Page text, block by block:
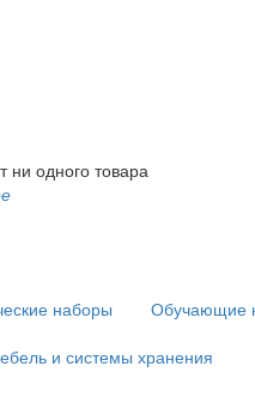
ни одного товара
наборы
Обучающие
и системы хранения